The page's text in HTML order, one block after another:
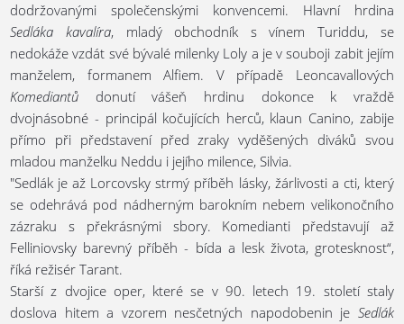
dodržovanými společenskými konvencemi. Hlavní hrdina
Sedláka kavalíra, mladý obchodník s vínem Turiddu, se
nedokáže vzdát své bývalé milenky Loly a je v souboji zabit jejím
manželem, formanem Alfiem. V případě Leoncavallových
Komediantů donutí vášeň hrdinu dokonce k vraždě
dvojnásobné - principál kočujících herců, klaun Canino, zabije
přímo při představení před zraky vyděšených diváků svou
mladou manželku Neddu i jejího milence, Silvia.
"Sedlák je až Lorcovsky strmý příběh lásky, žárlivosti a cti, který
se odehrává pod nádherným barokním nebem velikonočního
zázraku s překrásnými sbory. Komedianti představují až
Felliniovsky barevný příběh - bída a lesk života, grotesknost“,
říká režisér Tarant.
Starší z dvojice oper, které se v 90. letech 19. století staly
doslova hitem a vzorem nesčetných napodobenin je Sedlák